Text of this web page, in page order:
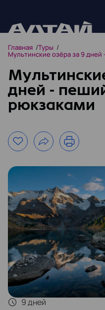
Главная Туры
Мультинские озёра за 9
дней -
рюкзаками
9 дней